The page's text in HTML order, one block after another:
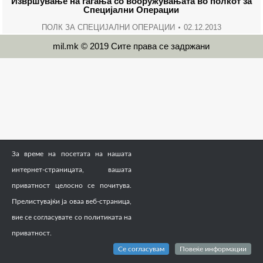
Специјални Операции
ПОЛК ЗА СПЕЦИЈАЛНИ ОПЕРАЦИИ 02.12.2013
mil.mk © 2019 Сите права се задржани
За време на посетата на нашата
интернет-страницата, вашата
приватност целосно се почитува.
Прелистувајќи ја оваа веб-страница,
вие се согласувате со политиката на
приватност.
Се согласувам Повеќе информации